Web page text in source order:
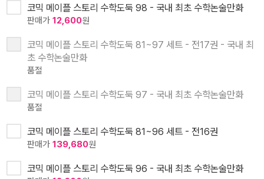
코믹 메이플 스토리 수학도둑 98 - 국내 최초 수학논술만화
판매가 12,600원
코믹 메이플 스토리 수학도둑 81~97 세트 - 전17권 - 국내 최
초 수학논술만화
품절
코믹 메이플 스토리 수학도둑 97 - 국내 최초 수학논술만화
품절
코믹 메이플 스토리 수학도둑 81~96 세트 - 전16권
판매가 139,680원
코믹 메이플 스토리 수학도둑 96 - 국내 최초 수학논술만화